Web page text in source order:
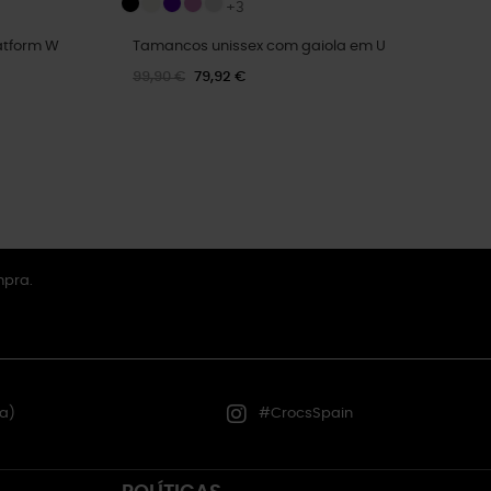
W
+3
Tamancos unissex com gaiola em U
99,90 € 79,92 €
#CrocsSpain